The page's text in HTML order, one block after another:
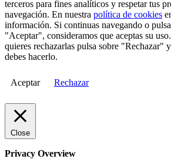
terceros para fines analíticos y respetar tus
navegación. En nuestra política de cookies
información. Si continuas navegando o
"Aceptar", consideramos que aceptas su
quieres rechazarlas pulsa sobre "Rechazar"
debes hacerlo.
Aceptar Rechazar
Close
Privacy Overview